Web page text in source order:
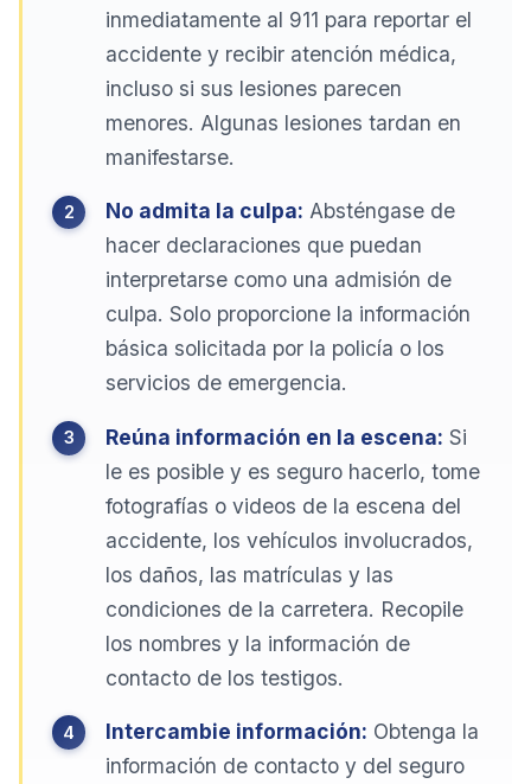
inmediatamente al 911 para reportar el
accidente y recibir atención médica,
incluso si sus lesiones parecen
menores. Algunas lesiones tardan en
manifestarse.
No admita la culpa: Absténgase de
hacer declaraciones que puedan
interpretarse como una admisión de
culpa. Solo proporcione la información
básica solicitada por la policía o los
servicios de emergencia.
Reúna información en la escena: Si
le es posible y es seguro hacerlo, tome
fotografías o videos de la escena del
accidente, los vehículos involucrados,
los daños, las matrículas y las
condiciones de la carretera. Recopile
los nombres y la información de
contacto de los testigos.
Intercambie información: Obtenga la
información de contacto y del seguro